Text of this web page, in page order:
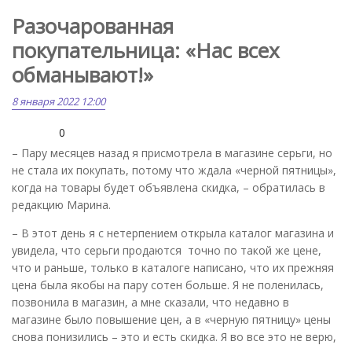
Разочарованная
покупательница: «Нас всех
обманывают!»
8 января 2022 12:00
0
– Пару месяцев назад я присмотрела в магазине серьги, но
не стала их покупать, потому что ждала «черной пятницы»,
когда на товары будет объявлена скидка, – обратилась в
редакцию Марина.
– В этот день я с нетерпением открыла каталог магазина и
увидела, что серьги продаются точно по такой же цене,
что и раньше, только в каталоге написано, что их прежняя
цена была якобы на пару сотен больше. Я не поленилась,
позвонила в магазин, а мне сказали, что недавно в
магазине было повышение цен, а в «черную пятницу» цены
снова понизились – это и есть скидка. Я во все это не верю,